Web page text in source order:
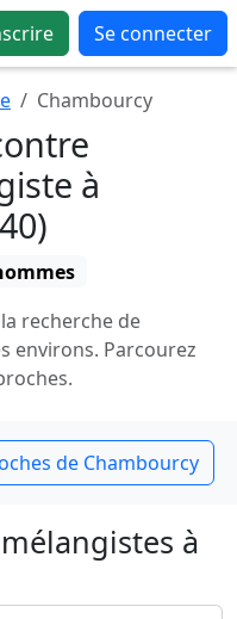
Se connecter
Chambourcy
à
recherche de
environs. Parcourez
de Chambourcy
à